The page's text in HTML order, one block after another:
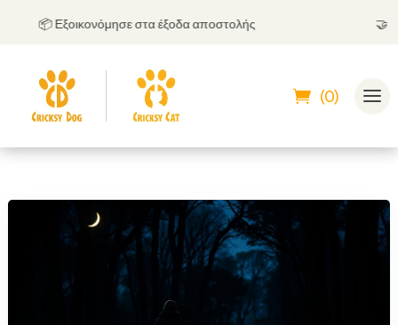
📦 Εξοικονόμησε στα έξοδα αποστολής
(0)